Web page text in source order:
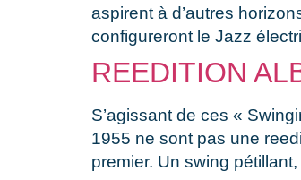
aspirent à d’autres
configureront le Jazz
REEDITION
S’agissant de ces «
1955 ne sont pas une
premier. Un swing